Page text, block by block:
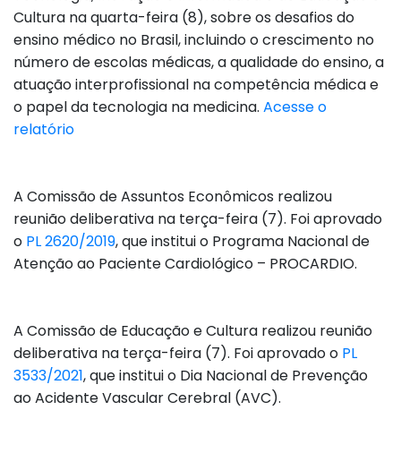
Cultura na quarta-feira (8), sobre os desafios do
ensino médico no Brasil, incluindo o crescimento no
número de escolas médicas, a qualidade do ensino, a
atuação interprofissional na competência médica e
o papel da tecnologia na medicina. Acesse o
relatório
A Comissão de Assuntos Econômicos realizou
reunião deliberativa na terça-feira (7). Foi aprovado
o PL 2620/2019, que institui o Programa Nacional de
Atenção ao Paciente Cardiológico – PROCARDIO.
A Comissão de Educação e Cultura realizou reunião
deliberativa na terça-feira (7). Foi aprovado o PL
3533/2021, que institui o Dia Nacional de Prevenção
ao Acidente Vascular Cerebral (AVC).